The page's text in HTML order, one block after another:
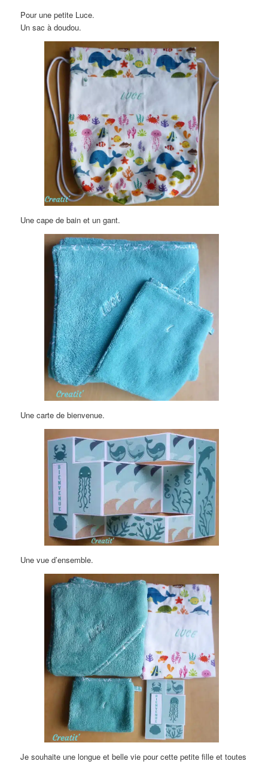
Pour une petite Luce.
Un sac à doudou.
Une cape de bain et un gant.
Une carte de bienvenue.
Une vue d’ensemble.
Je souhaite une longue et belle vie pour cette petite fille et toutes